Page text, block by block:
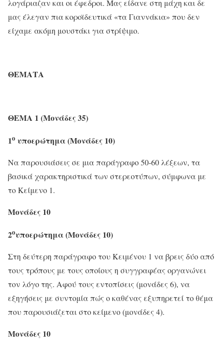
λογάριαζαν και οι έφεδροι. Μας είδανε στη μάχη και δε
μας έλεγαν πια κοροϊδευτικά «τα Γιαννάκια» που δεν
είχαμε ακόμη μουστάκι για στρίψιμο.
ΘΕΜΑΤΑ
ΘΕΜΑ 1 (Μονάδες 35)
1ο υποερώτημα (Μονάδες 10)
Να παρουσιάσεις σε μια παράγραφο 50-60 λέξεων, τα
βασικά χαρακτηριστικά των στερεοτύπων, σύμφωνα με
το Κείμενο 1.
Μονάδες 10
2ουποερώτημα (Μονάδες 10)
Στη δεύτερη παράγραφο του Κειμένου 1 να βρεις δύο από
τους τρόπους με τους οποίους η συγγραφέας οργανώνει
τον λόγο της. Αφού τους εντοπίσεις (μονάδες 6), να
εξηγήσεις με συντομία πώς ο καθένας εξυπηρετεί το θέμα
που παρουσιάζεται στο κείμενο (μονάδες 4).
Μονάδες 10